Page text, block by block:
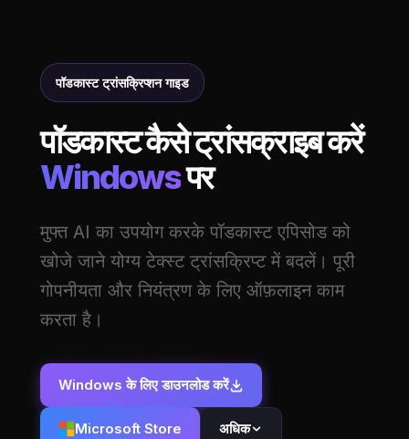
पॉडकास्ट ट्रांसक्रिप्शन गाइड
पॉडकास्ट कैसे ट्रांसक्राइब करें
Windowsपर
मुफ्त AI का उपयोग करके पॉडकास्ट एपिसोड को
खोजे जाने योग्य टेक्स्ट ट्रांसक्रिप्ट में बदलें। पूरी
गोपनीयता और नियंत्रण के लिए ऑफ़लाइन काम
करता है।
Windows के लिए डाउनलोड करें
Microsoft Store अधिक